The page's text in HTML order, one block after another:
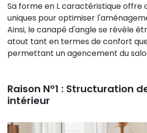
Sa forme en L caractéristique offre
uniques pour optimiser
Ainsi, le canapé d'angle se révèle
atout tant en termes de confort
permettant un agencement du
Raison N°1 : Structuration
intérieur